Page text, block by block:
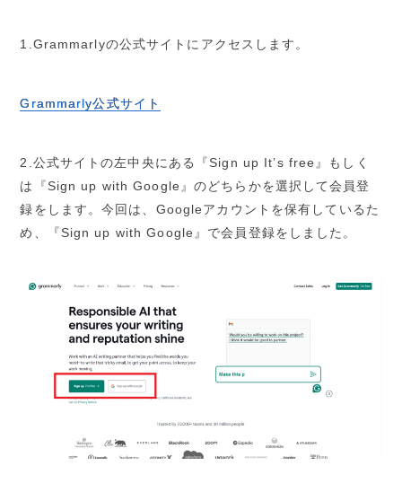
1.Grammarlyの公式サイトにアクセスします。
Grammarly公式サイト
2.公式サイトの左中央にある『Sign up It’s free』もしく
は『Sign up with Google』のどちらかを選択して会員登
録をします。今回は、Googleアカウントを保有しているた
め、『Sign up with Google』で会員登録をしました。